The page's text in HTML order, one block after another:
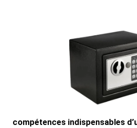
compétences indispensables